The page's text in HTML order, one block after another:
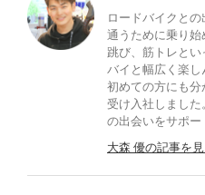
ロードバイクと
通うために乗り
跳び、筋トレとい
バイと幅広く楽
初めての方にも分
受け入社しました
の出会いをサポー
大森 優の記事を